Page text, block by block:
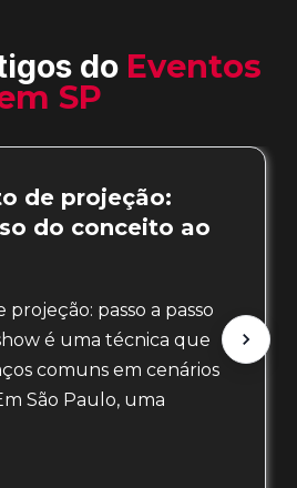
do Eventos
SP
de projeção:
do conceito ao
passo a passo
é uma técnica que
comuns em cenários
São Paulo, uma